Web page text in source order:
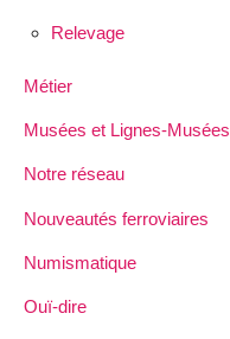
Relevage
Métier
Musées et Lignes-Musées
Notre réseau
Nouveautés ferroviaires
Numismatique
Ouï-dire